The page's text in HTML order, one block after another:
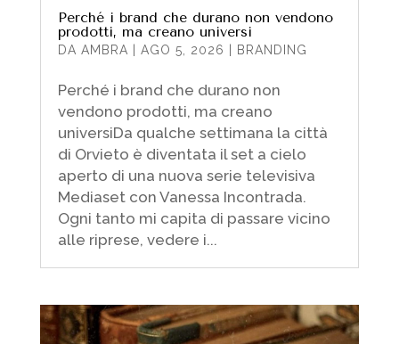
Perché i brand che durano non vendono
prodotti, ma creano universi
DA AMBRA AGO 5, 2026 BRANDING
Perché i brand che durano non
vendono prodotti, ma creano
universiDa qualche settimana la città
di Orvieto è diventata il set a cielo
aperto di una nuova serie televisiva
Mediaset con Vanessa Incontrada.
Ogni tanto mi capita di passare vicino
alle riprese, vedere i...